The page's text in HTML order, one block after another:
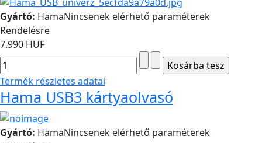
Gyártó: HamaNincsenek elérhető paraméterek
Rendelésre
7.990 HUF
Termék részletes adatai
Hama USB3 kártyaolvasó
Gyártó: HamaNincsenek elérhető paraméterek